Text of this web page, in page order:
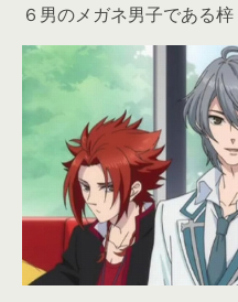
６男のメガネ男子である